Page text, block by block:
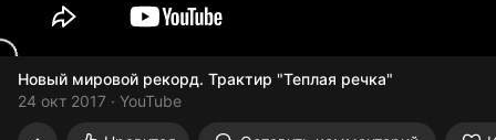
Новый мировой рекорд. Трактир "Теплая речка"
24 окт 2017 YouTube